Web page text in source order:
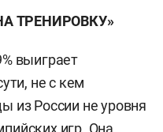
ТРЕНИРОВКУ»
выиграет
не с кем
из России не уровня
игр. Она